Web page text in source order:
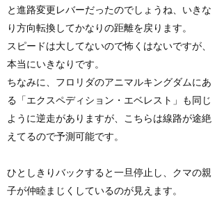
と進路変更レバーだったのでしょうね、いきな
り方向転換してかなりの距離を戻ります。
スピードは大してないので怖くはないですが、
本当にいきなりです。
ちなみに、フロリダのアニマルキングダムにあ
る「エクスペディション・エベレスト」も同じ
ように逆走がありますが、こちらは線路が途絶
えてるので予測可能です。
ひとしきりバックすると一旦停止し、クマの親
子が仲睦まじくしているのが見えます。